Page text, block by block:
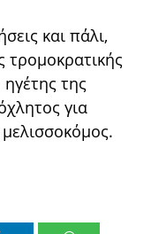
και πάλι,
της
για